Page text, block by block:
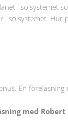
i solsystemet
solsystemet. Hur
En
med Robert